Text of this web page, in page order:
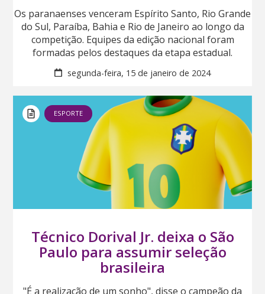
Os paranaenses venceram Espírito Santo, Rio Grande
do Sul, Paraíba, Bahia e Rio de Janeiro ao longo da
competição. Equipes da edição nacional foram
formadas pelos destaques da etapa estadual.
segunda-feira, 15 de janeiro de 2024
ESPORTE
Técnico Dorival Jr. deixa o São
Paulo para assumir seleção
brasileira
"É a realização de um sonho", disse o campeão da